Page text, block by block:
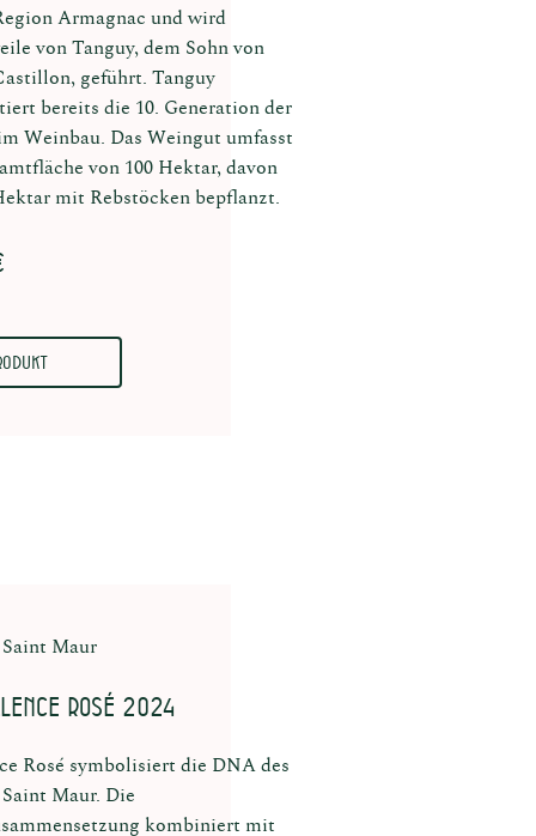
Armagnac und wird
von Tanguy, dem Sohn von
geführt. Tanguy
bereits die 10. Generation der
Weinbau. Das Weingut umfasst
von 100 Hektar, davon
mit Rebstöcken bepflanzt.
Maur
Rosé 2024
Rosé symbolisiert die DNA des
Maur. Die
kombiniert mit